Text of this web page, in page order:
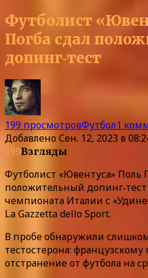
Футболист
Погба сдал
допинг‑тест
199 просмотровФутбол1
ДобавленоСен. 12, 2023 в
199Взгляды
Футболист «Ювентуса» Поль
положительный допинг‑тест
чемпионата Италии с
La Gazzetta dello Sport.
В пробе обнаружили
тестостерона:
отстранение от футбола на